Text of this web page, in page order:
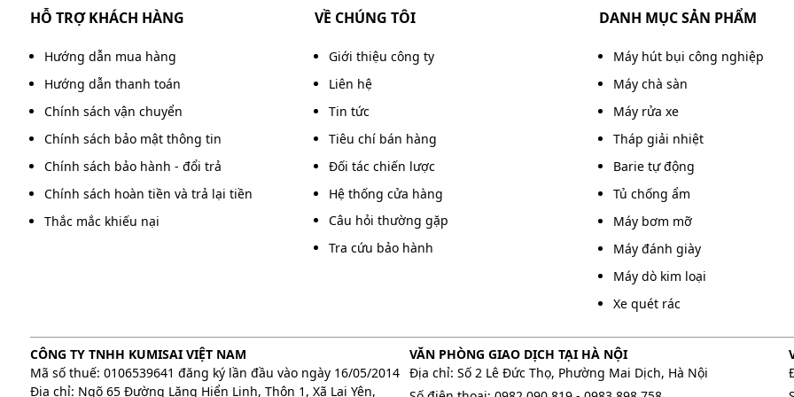
Thiết kế máy DQC - Tech 33A hiện đại, dễ sử dụng
Cấu trúc này giúpmáy hút bụi công nghiệpchịu được tác động của môi trường, hạn chế hư hỏng do ăn
mòn trong quá trình sử dụng lâu dài. Nếu được bảo trì đúng cách, tuổi thọ thiết bị có thể kéo dài trên 10
HỖ TRỢ KHÁCH HÀNG
Hướng dẫn mua hàng
Hướng dẫn thanh toán
Chính sách vận chuyển
Chính sách bảo mật thông tin
Chính sách bảo hành - đổi trả
Chính sách hoàn tiền và trả lại tiền
Thắc mắc khiếu nại
VỀ CHÚNG TÔI
Giới thiệu công ty
Liên hệ
Tin tức
Tiêu chí bán hàng
Đối tác chiến lược
Hệ thống cửa hàng
Câu hỏi thường gặp
Tra cứu bảo hành
DANH MỤC SẢN PHẨM
Máy hút bụi công nghiệp
Máy chà sàn
Máy rửa xe
Tháp giải nhiệt
Barie tự động
Tủ chống ẩm
Máy bơm mỡ
Máy đánh giày
Máy dò kim loại
Xe quét rác
CÔNG TY TNHH KUMISAI VIỆT NAM
Mã số thuế: 0106539641 đăng ký lần đầu vào ngày 16/05/2014
Địa chỉ: Ngõ 65 Đường Lăng Hiển Linh, Thôn 1, Xã Lại Yên,
VĂN PHÒNG GIAO DỊCH TẠI HÀ NỘI
Địa chỉ: Số 2 Lê Đức Thọ, Phường Mai Dịch, Hà Nội